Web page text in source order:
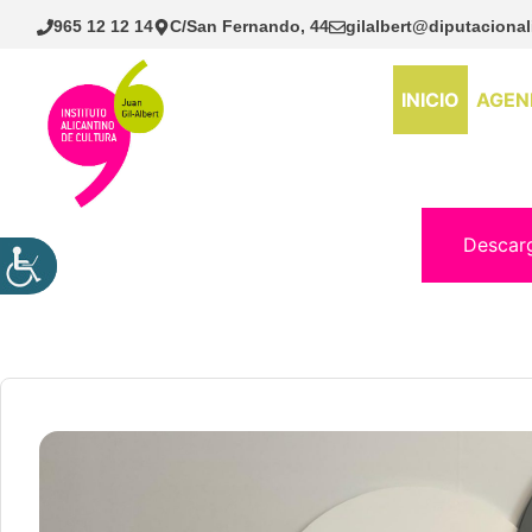
Saltar
965 12 12 14 C/San Fernando, 44
INICIO